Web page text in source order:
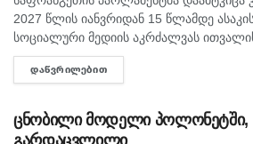
2027 წლის იანვრიდან 15 წლამდე
სოციალური მედიის აკრძალვას
ინფორმაციას BBC-ი ავრცელებს.
საფრანგეთში ყველამ უნდა
ᲓᲐᲬᲕᲠᲘᲚᲔᲑᲘᲗ
ცნობილი მოდელი პოლონეტში,
გარდაცვლილი